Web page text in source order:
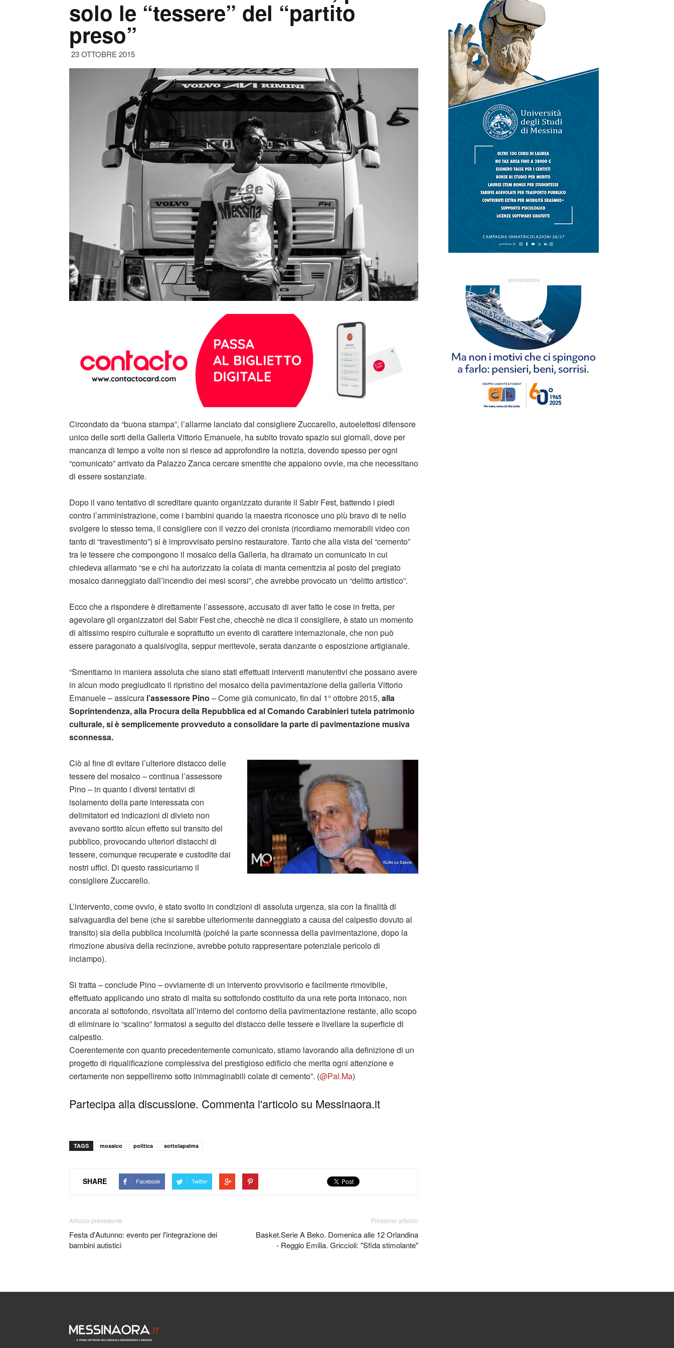
solo le “tessere” del “partito
preso”
23 OTTOBRE 2015
Circondato da “buona stampa”, l’allarme lanciato dal consigliere Zuccarello, autoelettosi difensore
unico delle sorti della Galleria Vittorio Emanuele, ha subito trovato spazio sui giornali, dove per
mancanza di tempo a volte non si riesce ad approfondire la notizia, dovendo spesso per ogni
“comunicato” arrivato da Palazzo Zanca cercare smentite che appaiono ovvie, ma che necessitano
di essere sostanziate.
Dopo il vano tentativo di screditare quanto organizzato durante il Sabir Fest, battendo i piedi
contro l’amministrazione, come i bambini quando la maestra riconosce uno più bravo di te nello
svolgere lo stesso tema, il consigliere con il vezzo del cronista (ricordiamo memorabili video con
tanto di “travestimento”) si è improvvisato persino restauratore. Tanto che alla vista del “cemento”
tra le tessere che compongono il mosaico della Galleria, ha diramato un comunicato in cui
chiedeva allarmato “se e chi ha autorizzato la colata di manta cementizia al posto del pregiato
mosaico danneggiato dall’incendio dei mesi scorsi”, che avrebbe provocato un “delitto artistico”.
Ecco che a rispondere è direttamente l’assessore, accusato di aver fatto le cose in fretta, per
agevolare gli organizzatori del Sabir Fest che, checchè ne dica il consigliere, è stato un momento
di altissimo respiro culturale e soprattutto un evento di carattere internazionale, che non può
essere paragonato a qualsivoglia, seppur meritevole, serata danzante o esposizione artigianale.
“Smentiamo in maniera assoluta che siano stati effettuati interventi manutentivi che possano avere
in alcun modo pregiudicato il ripristino del mosaico della pavimentazione della galleria Vittorio
Emanuele – assicura l’assessore Pino – Come già comunicato, fin dal 1° ottobre 2015, alla
Soprintendenza, alla Procura della Repubblica ed al Comando Carabinieri tutela patrimonio
culturale, si è semplicemente provveduto a consolidare la parte di pavimentazione musiva
sconnessa.
Ciò al fine di evitare l’ulteriore distacco delle
tessere del mosaico – continua l’assessore
Pino – in quanto i diversi tentativi di
isolamento della parte interessata con
delimitatori ed indicazioni di divieto non
avevano sortito alcun effetto sul transito del
pubblico, provocando ulteriori distacchi di
tessere, comunque recuperate e custodite dai
nostri uffici. Di questo rassicuriamo il
consigliere Zuccarello.
L’intervento, come ovvio, è stato svolto in condizioni di assoluta urgenza, sia con la finalità di
salvaguardia del bene (che si sarebbe ulteriormente danneggiato a causa del calpestio dovuto al
transito) sia della pubblica incolumità (poiché la parte sconnessa della pavimentazione, dopo la
rimozione abusiva della recinzione, avrebbe potuto rappresentare potenziale pericolo di
inciampo).
Si tratta – conclude Pino – ovviamente di un intervento provvisorio e facilmente rimovibile,
effettuato applicando uno strato di malta su sottofondo costituito da una rete porta intonaco, non
ancorata al sottofondo, risvoltata all’interno del contorno della pavimentazione restante, allo scopo
di eliminare lo “scalino” formatosi a seguito del distacco delle tessere e livellare la superficie di
calpestio.
Coerentemente con quanto precedentemente comunicato, stiamo lavorando alla definizione di un
progetto di riqualificazione complessiva del prestigioso edificio che merita ogni attenzione e
certamente non seppelliremo sotto inimmaginabili colate di cemento”. (@Pal.Ma)
Partecipa alla discussione. Commenta l'articolo su Messinaora.it
TAGS mosaico politica sottolapalma
SHARE Facebook Twitter
Articolo precedente
Festa d'Autunno: evento per l'integrazione dei
bambini autistici
Prossimo articolo
Basket.Serie A Beko. Domenica alle 12 Orlandina
- Reggio Emilia. Griccioli: "Sfida stimolante"
sponsorizzata